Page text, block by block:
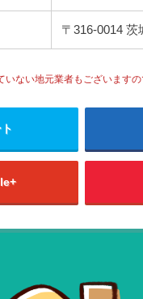
〒316-0014
ない地元業者もございますの